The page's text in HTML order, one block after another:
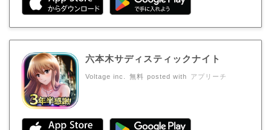
六本木サディスティックナイト
Voltage inc. 無料 posted with アプリーチ